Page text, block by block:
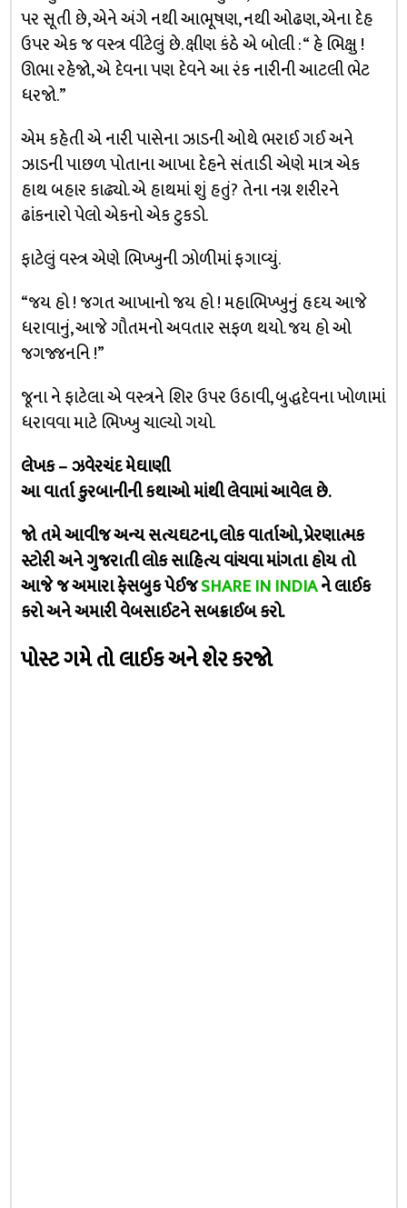
પર સૂતી છે, એને અંગે નથી આભૂષણ, નથી ઓઢણ, એના દેહ
ઉપર એક જ વસ્ત્ર વીંટેલું છે. ક્ષીણ કંઠે એ બોલી : “ હે ભિક્ષુ !
ઊભા રહેજો, એ દેવના પણ દેવને આ રંક નારીની આટલી ભેટ
ધરજો.”
એમ કહેતી એ નારી પાસેના ઝાડની ઓથે ભરાઈ ગઈ અને
ઝાડની પાછળ પોતાના આખા દેહને સંતાડી એણે માત્ર એક
હાથ બહાર કાઢ્યો. એ હાથમાં શું હતું? તેના નગ્ન શરીરને
ઢાંકનારો પેલો એકનો એક ટુકડો.
ફાટેલું વસ્ત્ર એણે ભિખ્ખુની ઝોળીમાં ફગાવ્યું.
“જય હો ! જગત આખાનો જય હો ! મહાભિખ્ખુનું હૃદય આજે
ધરાવાનું, આજે ગૌતમનો અવતાર સફળ થયો. જય હો ઓ
જગજ્જનનિ !”
જૂના ને ફાટેલા એ વસ્ત્રને શિર ઉપર ઉઠાવી, બુદ્ધદેવના ખોળામાં
ધરાવવા માટે ભિખ્ખુ ચાલ્યો ગયો.
લેખક – ઝવેરચંદ મેઘાણી
આ વાર્તા કુરબાનીની કથાઓ માંથી લેવામાં આવેલ છે.
જો તમે આવીજ અન્ય સત્યઘટના, લોક વાર્તાઓ, પ્રેરણાત્મક
સ્ટોરી અને ગુજરાતી લોક સાહિત્ય વાંચવા માંગતા હોય તો
આજે જ અમારા ફેસબુક પેઈજSHARE IN INDIAને લાઈક
કરો અને અમારી વેબસાઈટને સબક્રાઈબ કરો.
પોસ્ટ ગમે તો લાઈક અને શેર કરજો